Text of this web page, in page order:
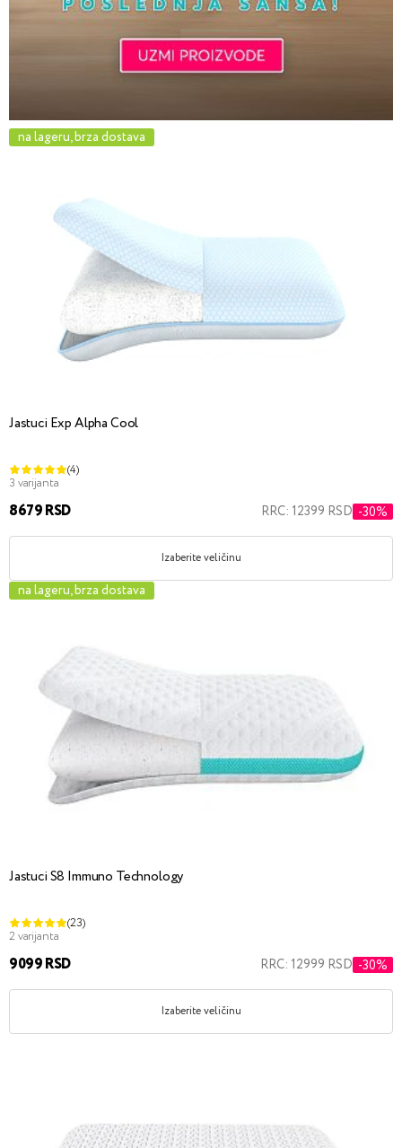
na lageru, brza dostava
Jastuci Exp Alpha Cool
(4)
3 varijanta
8679 RSD RRC: 12399 RSD -30%
Izaberite veličinu
na lageru, brza dostava
Jastuci S8 Immuno Technology
(23)
2 varijanta
9099 RSD RRC: 12999 RSD -30%
Izaberite veličinu